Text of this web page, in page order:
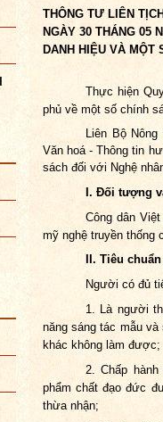
THÔNG TƯ LIÊN TỊCH
NGÀY 30 THÁNG 05
DANH HIỆU VÀ MỘT
Thực hiện
phủ về một số chính
Liên Bộ
Văn hoá - Thông tin
sách đối với Nghệ
I. Đối tượng
Công dân
mỹ nghệ truyền thống
II. Tiêu
Người có đủ
1. Là người
năng sáng tác mẫu
khác không làm được;
2. Chấp
phẩm chất đạo đức
thừa nhận;